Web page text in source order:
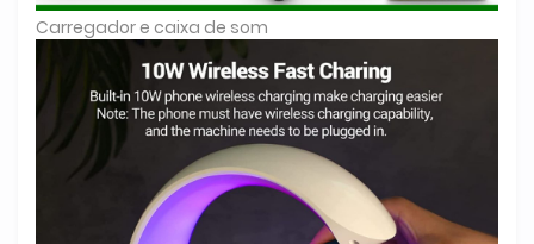
Carregador e caixa de som